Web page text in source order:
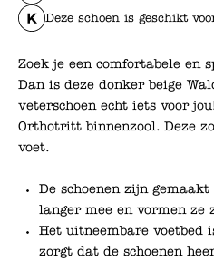
Deze schoen is geschikt
Zoek je een comfortabele en
Dan is deze donker beige
veterschoen echt iets voor
Orthotritt binnenzool. Deze
voet.
De schoenen zijn
langer mee en vormen ze
Het uitneembare voetbed
zorgt dat de schoenen